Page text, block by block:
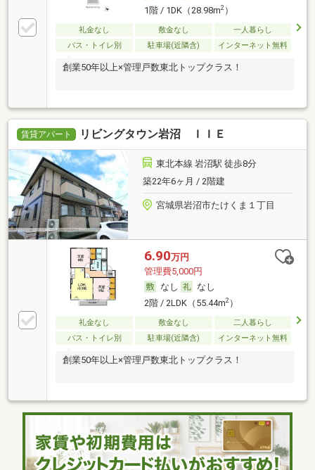
1階 / 1DK（28.98m2）
礼金なし 敷金なし
一人暮らし
バス・トイレ別
駐車場(近隣含) インターネット無料
創業50年以上×管理戸数東北トップクラス！
賃貸アパート リビングタウン岩沼 ＩＩＥ
東北本線 岩沼駅 徒歩8分
築22年6ヶ月 / 2階建
宮城県岩沼市たけくま１丁目
6.90万円
管理費5,000円
なし
なし
2階 / 2LDK（55.44m2）
礼金なし 敷金なし
二人暮らし
バス・トイレ別
駐車場(近隣含) インターネット無料
創業50年以上×管理戸数東北トップクラス！